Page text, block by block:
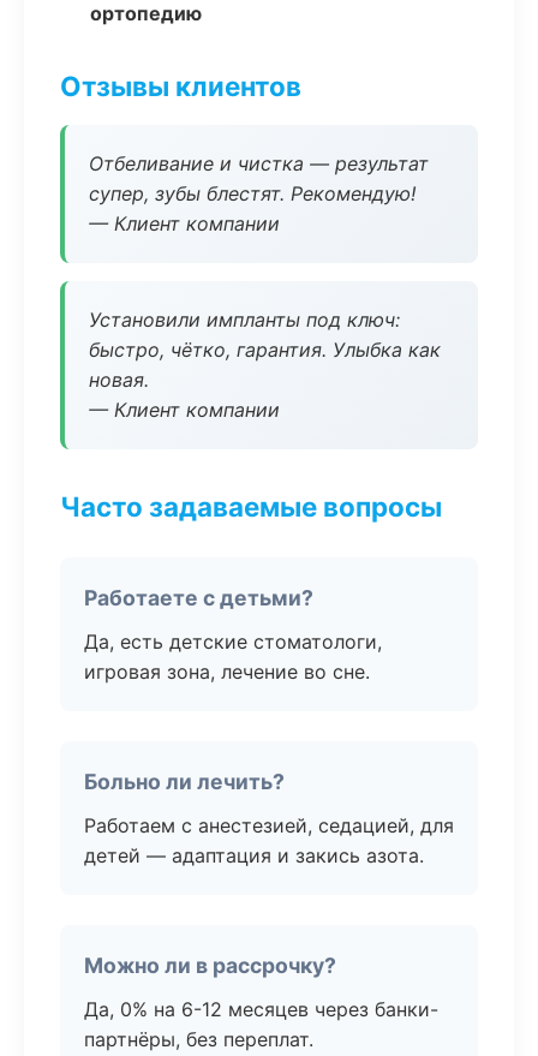
ортопедию
Отзывы клиентов
Отбеливание и чистка — результат
супер, зубы блестят. Рекомендую!
— Клиент компании
Установили импланты под ключ:
быстро, чётко, гарантия. Улыбка как
новая.
— Клиент компании
Часто задаваемые вопросы
Работаете с детьми?
Да, есть детские стоматологи,
игровая зона, лечение во сне.
Больно ли лечить?
Работаем с анестезией, седацией, для
детей — адаптация и закись азота.
Можно ли в рассрочку?
Да, 0% на 6-12 месяцев через банки-
партнёры, без переплат.